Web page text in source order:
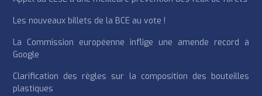
Les nouveaux billets de la BCE au vote !
La Commission européenne inflige une amende record à
Google
Clarification des règles sur la composition des bouteilles
plastiques